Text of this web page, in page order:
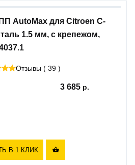
AutoMax для Citroen C-
1.5 мм, с крепежом,
Отзывы ( 39 )
3 685
В 1 КЛИК 